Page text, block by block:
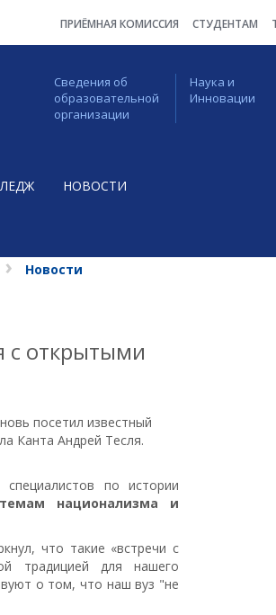
ПРИЁМНАЯ КОМИССИЯ СТУДЕНТАМ
Сведения об
образовательной
организации
Наука и
Инновации
НОВОСТИ
Новости
с открытыми
посетил известный
Канта Андрей Тесля.
по истории
темам национализма и
что такие «встречи с
традицией для нашего
о том, что наш вуз "не